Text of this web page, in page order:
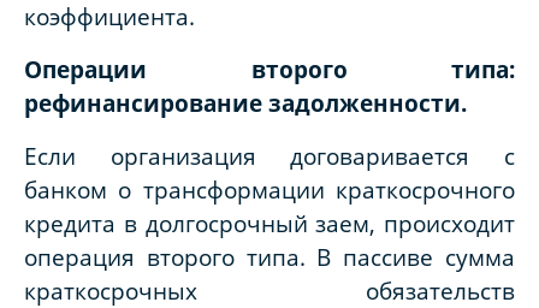
коэффициента.
Операции второго типа:
рефинансирование задолженности.
Если организация договаривается с
банком о трансформации краткосрочного
кредита в долгосрочный заем, происходит
операция второго типа. В пассиве сумма
краткосрочных обязательств